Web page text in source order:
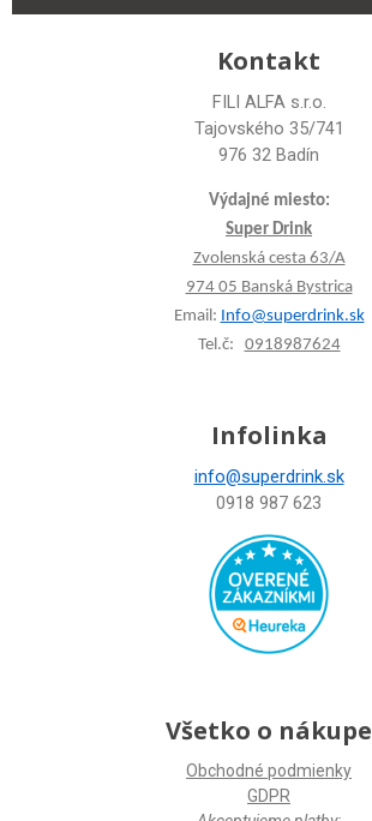
Kontakt
FILI ALFA s.r.o.
Tajovského 35/741
976 32 Badín
Výdajné miesto:
Super Drink
Zvolenská cesta 63/A
974 05 Banská Bystrica
Email: Info@superdrink.sk
Tel.č: 0918987624
Infolinka
info@superdrink.sk
0918 987 623
Všetko o nákupe
Obchodné podmienky
GDPR